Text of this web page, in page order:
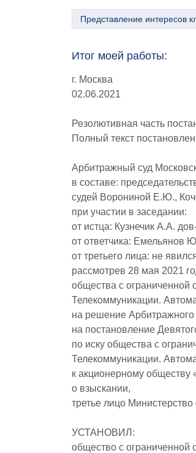
Представление интересов
Итог моей работы:
г. Москва
02.06.2021
Резолютивная часть
Полный текст
Арбитражный суд
в составе:
судей Ворониной Е.Ю.,
при участии в заседании:
от истца: Кузнечик А.А.
от ответчика: Емельянов
от третьего лица: не
рассмотрев 28 мая 2021
общества с ограниченной
Телекоммуникации.
на решение Арбитражного
на постановление
по иску общества с
Телекоммуникации.
к акционерному обществу
о взыскании,
третье лицо
УСТАНОВИЛ:
общество с ограниченной